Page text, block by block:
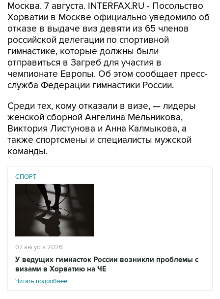
Москва. 7 августа. INTERFAX.RU - Посольство
Хорватии в Москве официально уведомило об
отказе в выдаче виз девяти из 65 членов
российской делегации по спортивной
гимнастике, которые должны были
отправиться в Загреб для участия в
чемпионате Европы. Об этом сообщает пресс-
служба Федерации гимнастики России.
Среди тех, кому отказали в визе, — лидеры
женской сборной Ангелина Мельникова,
Виктория Листунова и Анна Калмыкова, а
также спортсмены и специалисты мужской
команды.
СПОРТ
07 августа 2026
У ведущих гимнасток России возникли проблемы с
визами в Хорватию на ЧЕ
Читать подробнее